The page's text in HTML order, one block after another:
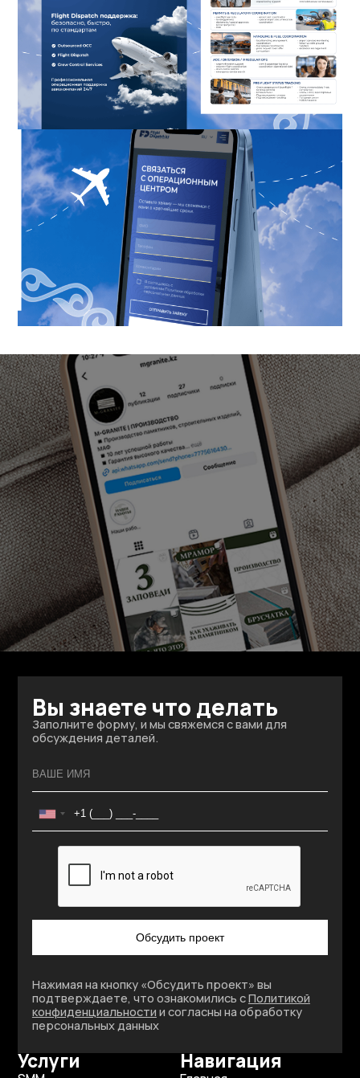
Следующий кейс
7
Вы знаете что делать
Заполните форму, и мы свяжемся с вами для
обсуждения деталей.
Обсудить проект
Нажимая на кнопку «Обсудить проект» вы
подтверждаете, что ознакомились сПолитикой
конфиденциальности и согласны на обработку
персональных данных
Навигация
Услуги